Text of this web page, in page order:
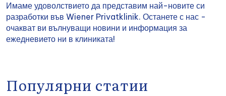
Имаме удоволствието да представим най-новите си
разработки във Wiener Privatklinik. Останете с нас -
очакват ви вълнуващи новини и информация за
ежедневието ни в клиниката!
Популярни статии